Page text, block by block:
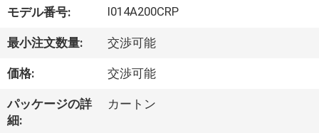
ト
ビ
オ
モデル番号: I014A200CRP
最小注文数量: 交渉可能
価格: 交渉可能
パッケージの詳
細:
カートン